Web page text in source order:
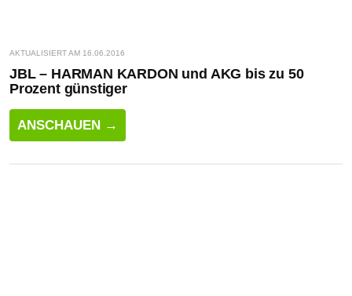
AKTUALISIERT AM 16.06.2016
JBL – HARMAN KARDON und AKG bis zu 50
Prozent günstiger
ANSCHAUEN →